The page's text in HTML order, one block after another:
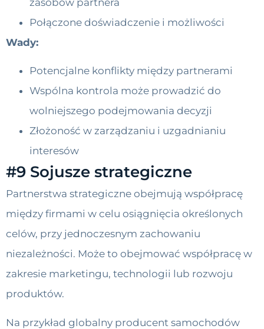
Połączone doświadczenie i możliwości
Wady:
Potencjalne konflikty między partnerami
Wspólna kontrola może prowadzić do
wolniejszego podejmowania decyzji
Złożoność w zarządzaniu i uzgadnianiu
interesów
#9 Sojusze strategiczne
Partnerstwa strategiczne obejmują współpracę
między firmami w celu osiągnięcia określonych
celów, przy jednoczesnym zachowaniu
niezależności. Może to obejmować współpracę w
zakresie marketingu, technologii lub rozwoju
produktów.
Na przykład globalny producent samochodów